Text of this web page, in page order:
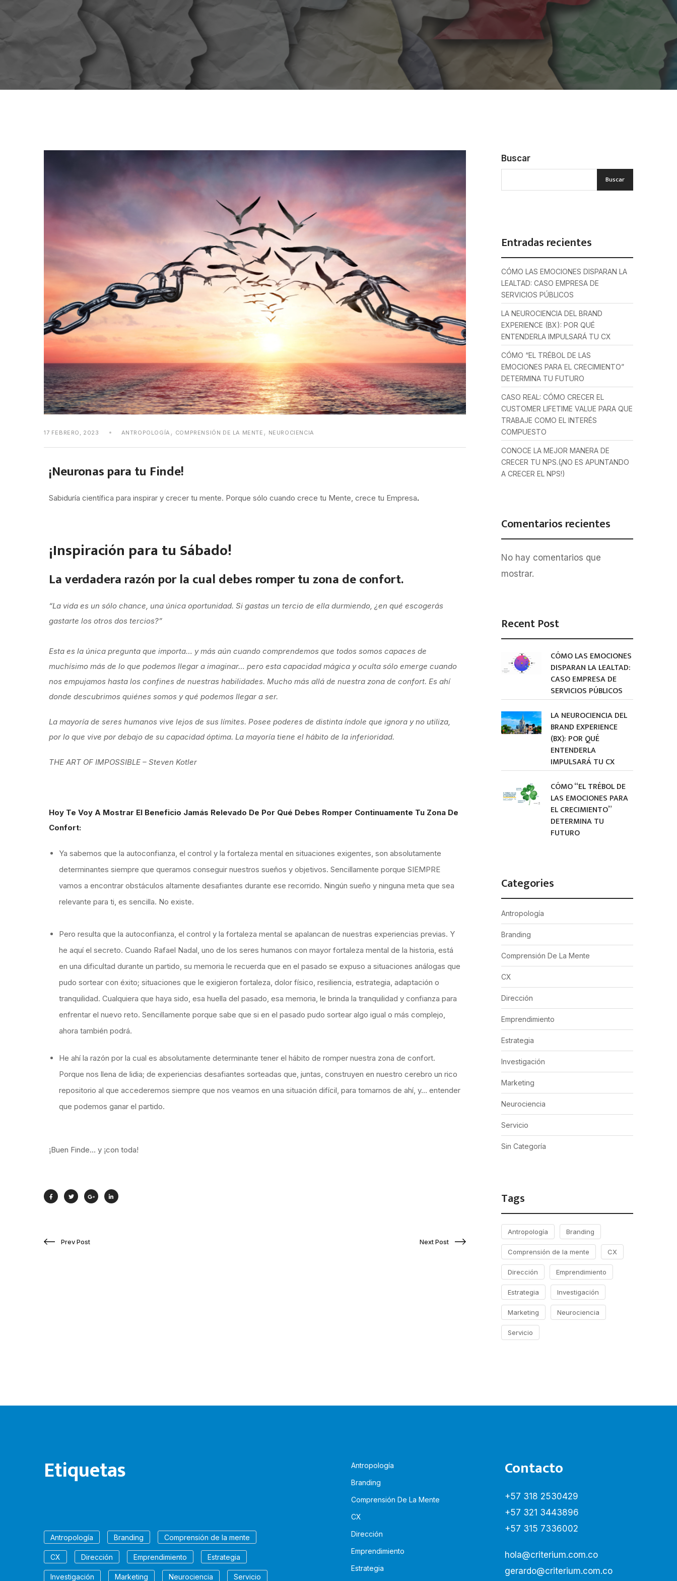
17 FEBRERO, 2023 ANTROPOLOGÍA , COMPRENSIÓN DE LA MENTE , NEUROCIENCIA
¡Neuronas para tu Finde!
Sabiduría científica para inspirar y crecer tu mente. Porque sólo cuando crece tu Mente, crece tu Empresa.
¡Inspiración para tu Sábado!
La verdadera razón por la cual debes romper tu zona de confort.
“La vida es un sólo chance, una única oportunidad. Si gastas un tercio de ella durmiendo, ¿en qué escogerás
gastarte los otros dos tercios?”
Esta es la única pregunta que importa… y más aún cuando comprendemos que todos somos capaces de
muchísimo más de lo que podemos llegar a imaginar… pero esta capacidad mágica y oculta sólo emerge cuando
nos empujamos hasta los confines de nuestras habilidades. Mucho más allá de nuestra zona de confort. Es ahí
donde descubrimos quiénes somos y qué podemos llegar a ser.
La mayoría de seres humanos vive lejos de sus límites. Posee poderes de distinta índole que ignora y no utiliza,
por lo que vive por debajo de su capacidad óptima. La mayoría tiene el hábito de la inferioridad.
THE ART OF IMPOSSIBLE – Steven Kotler
Hoy Te Voy A Mostrar El Beneficio Jamás Relevado De Por Qué Debes Romper Continuamente Tu Zona De
Confort:
Ya sabemos que la autoconfianza, el control y la fortaleza mental en situaciones exigentes, son absolutamente
determinantes siempre que queramos conseguir nuestros sueños y objetivos. Sencillamente porque SIEMPRE
vamos a encontrar obstáculos altamente desafiantes durante ese recorrido. Ningún sueño y ninguna meta que sea
relevante para ti, es sencilla. No existe.
Pero resulta que la autoconfianza, el control y la fortaleza mental se apalancan de nuestras experiencias previas. Y
he aquí el secreto. Cuando Rafael Nadal, uno de los seres humanos con mayor fortaleza mental de la historia, está
en una dificultad durante un partido, su memoria le recuerda que en el pasado se expuso a situaciones análogas que
pudo sortear con éxito; situaciones que le exigieron fortaleza, dolor físico, resiliencia, estrategia, adaptación o
tranquilidad. Cualquiera que haya sido, esa huella del pasado, esa memoria, le brinda la tranquilidad y confianza para
enfrentar el nuevo reto. Sencillamente porque sabe que si en el pasado pudo sortear algo igual o más complejo,
ahora también podrá.
He ahí la razón por la cual es absolutamente determinante tener el hábito de romper nuestra zona de confort.
Porque nos llena de lidia; de experiencias desafiantes sorteadas que, juntas, construyen en nuestro cerebro un rico
repositorio al que accederemos siempre que nos veamos en una situación difícil, para tomarnos de ahí, y… entender
que podemos ganar el partido.
¡Buen Finde… y ¡con toda!
Prev Post Next Post
Buscar
Buscar
Entradas recientes
CÓMO LAS EMOCIONES DISPARAN LA
LEALTAD: CASO EMPRESA DE
SERVICIOS PÚBLICOS
LA NEUROCIENCIA DEL BRAND
EXPERIENCE (BX): POR QUÉ
ENTENDERLA IMPULSARÁ TU CX
CÓMO “EL TRÉBOL DE LAS
EMOCIONES PARA EL CRECIMIENTO”
DETERMINA TU FUTURO
CASO REAL: CÓMO CRECER EL
CUSTOMER LIFETIME VALUE PARA QUE
TRABAJE COMO EL INTERÉS
COMPUESTO
CONOCE LA MEJOR MANERA DE
CRECER TU NPS.(¡NO ES APUNTANDO
A CRECER EL NPS!)
Comentarios recientes
No hay comentarios que
mostrar.
Recent Post
CÓMO LAS EMOCIONES
DISPARAN LA LEALTAD:
CASO EMPRESA DE
SERVICIOS PÚBLICOS
LA NEUROCIENCIA DEL
BRAND EXPERIENCE
(BX): POR QUÉ
ENTENDERLA
IMPULSARÁ TU CX
CÓMO “EL TRÉBOL DE
LAS EMOCIONES PARA
EL CRECIMIENTO”
DETERMINA TU
FUTURO
Categories
Antropología
Branding
Comprensión De La Mente
CX
Dirección
Emprendimiento
Estrategia
Investigación
Marketing
Neurociencia
Servicio
Sin Categoría
Tags
Antropología Branding
Comprensión de la mente CX
Dirección Emprendimiento
Estrategia Investigación
Marketing Neurociencia
Servicio
Etiquetas
Antropología Branding Comprensión de la mente
CX Dirección Emprendimiento Estrategia
Investigación Marketing Neurociencia Servicio
Antropología
Branding
Comprensión De La Mente
CX
Dirección
Emprendimiento
Estrategia
Contacto
+57 318 2530429
+57 321 3443896
+57 315 7336002
hola@criterium.com.co
gerardo@criterium.com.co